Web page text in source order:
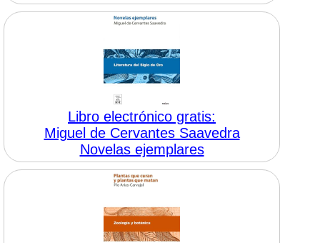
Libro electrónico gratis:
Miguel de Cervantes Saavedra
Novelas ejemplares